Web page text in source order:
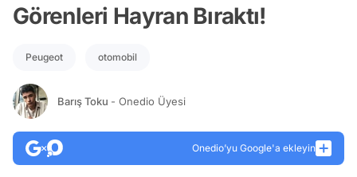
Görenleri Hayran Bıraktı!
Peugeot otomobil
Barış Toku - Onedio Üyesi
Onedio’yu Google'a ekleyin